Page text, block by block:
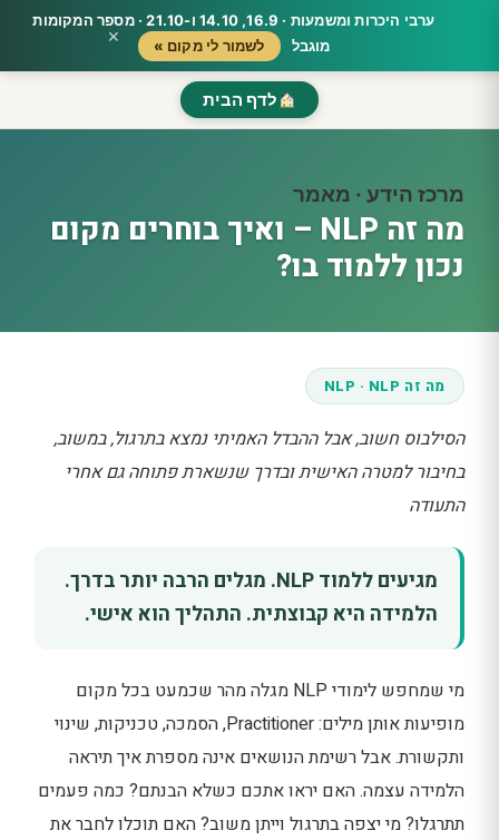
ערבי היכרות ומשמעות · 16.9, 14.10 ו-21.10 · מספר המקומות
מוגבל
לשמור לי מקום » ×
לדף הבית
מרכז הידע · מאמר
מה זה NLP – ואיך בוחרים מקום
נכון ללמוד בו?
מה זה NLP · NLP
הסילבוס חשוב, אבל ההבדל האמיתי נמצא בתרגול, במשוב,
בחיבור למטרה האישית ובדרך שנשארת פתוחה גם אחרי
התעודה
מגיעים ללמוד NLP. מגלים הרבה יותר בדרך.
הלמידה היא קבוצתית. התהליך הוא אישי.
מי שמחפש לימודי NLP מגלה מהר שכמעט בכל מקום
מופיעות אותן מילים: Practitioner, הסמכה, טכניקות, שינוי
ותקשורת. אבל רשימת הנושאים אינה מספרת איך תיראה
הלמידה עצמה. האם יראו אתכם כשלא הבנתם? כמה פעמים
תתרגלו? מי יצפה בתרגול וייתן משוב? האם תוכלו לחבר את